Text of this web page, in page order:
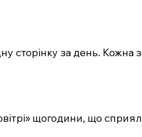
сторінку за день. Кожна
щогодини, що